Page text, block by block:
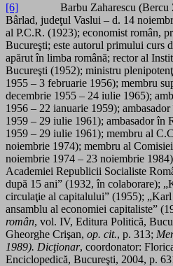
[6] Barbu Zaharescu (Bercu
Bârlad, judeţul Vaslui – d. 14
al P.C.R. (1923); economist român,
Bucureşti; este autorul primului curs
apărut în limba română; rector al
Bucureşti (1952); ministru
1955 – 3 februarie 1956); membru
decembrie 1955 – 24 iulie 1965);
1956 – 22 ianuarie 1959);
1959 – 29 iulie 1961); ambasador în
1959 – 29 iulie 1961); membru al
noiembrie 1974); membru al
noiembrie 1974 – 23 noiembrie
Academiei Republicii Socialiste
după 15 ani” (1932, în colaborare);
circulaţie al capitalului” (1955);
ansamblu al economiei capitaliste”
român, vol. IV, Editura Politică,
Gheorghe Crişan, op. cit., p. 313;
1989). Dicţionar, coordonator:
Enciclopedică, Bucureşti, 2004, p.